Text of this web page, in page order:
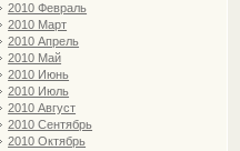
2010 Февраль
2010 Март
2010 Апрель
2010 Май
2010 Июнь
2010 Июль
2010 Август
2010 Сентябрь
2010 Октябрь